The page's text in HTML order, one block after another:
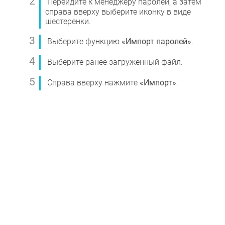
справа вверху выберите иконку в виде
шестеренки.
Выберите функцию «Импорт паролей».
Выберите ранее загруженный файл.
Справа вверху нажмите «Импорт».